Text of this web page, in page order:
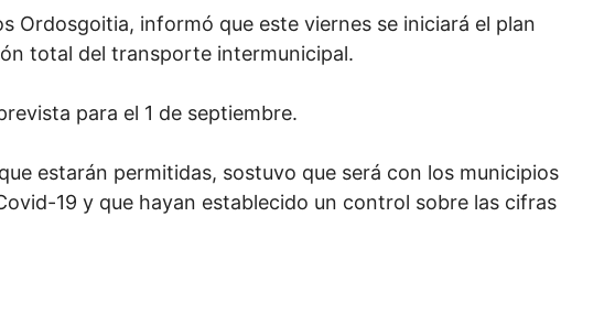
Ordosgoitia, informó que este viernes se iniciará el plan
total del transporte intermunicipal.
para el 1 de septiembre.
estarán permitidas, sostuvo que será con los municipios
19 y que hayan establecido un control sobre las cifras